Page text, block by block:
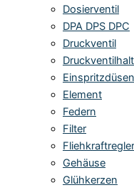
Dosierventil
DPA DPS DPC
Druckventil
Element
Federn
Filter
Gehäuse
Glühkerzen